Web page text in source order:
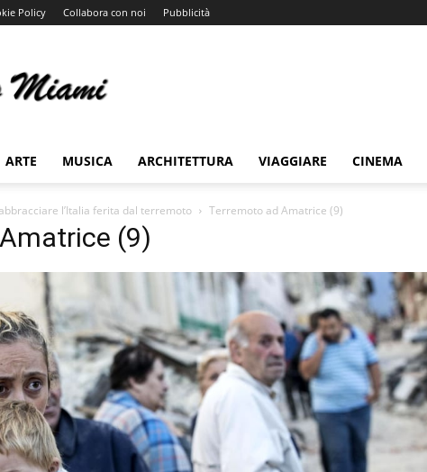
Policy Collabora con noi Pubblicità
ARTE MUSICA ARCHITETTURA VIAGGIARE CINEMA
l’Italia ferita dal terremoto Terremoto ad Amatrice (9)
(9)